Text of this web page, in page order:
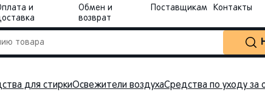
и
Обмен и
возврат
Поставщикам Контакты
для стиркиОсвежители воздухаСредства по уходу